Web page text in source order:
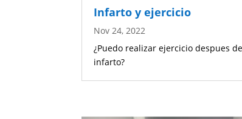
Infarto y ejercicio
Nov 24, 2022
¿Puedo realizar ejercicio despues
infarto?